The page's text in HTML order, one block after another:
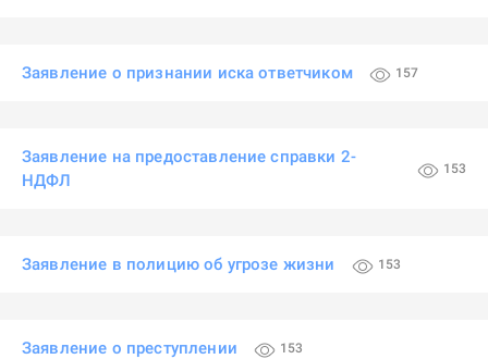
Заявление о признании иска ответчиком 157
Заявление на предоставление справки 2-
НДФЛ
153
Заявление в полицию об угрозе жизни 153
Заявление о преступлении 153